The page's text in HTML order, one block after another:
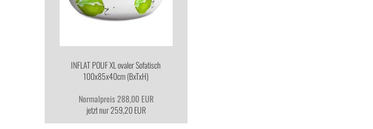
IN­FLAT POUF XL ova­ler So­fa­tisch
100x85x40cm (BxTxH)
Normalpreis 288,00 EUR
jetzt nur 259,20 EUR